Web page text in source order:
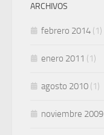
ARCHIVOS
febrero 2014 (1)
enero 2011 (1)
agosto 2010 (1)
noviembre 2009